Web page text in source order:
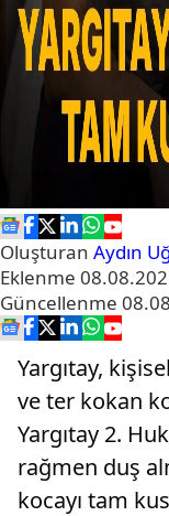
Oluşturan Aydın
Eklenme
Güncellenme
Yargıtay,
ve ter kokan
Yargıtay 2.
rağmen duş
kocayı tam